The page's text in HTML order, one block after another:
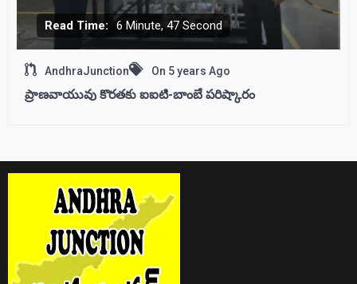
Read Time: 6 Minute, 47 Second
AndhraJunction On 5 years Ago
ప్రాణవాయువు కొరతకు ఐఐటి-బాంబే పరిష్కారం